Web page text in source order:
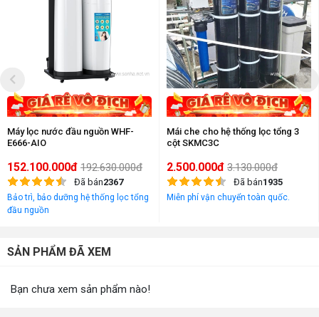
Máy lọc nước đầu nguồn WHF-
E666-AIO
152.100.000đ 192.630.000đ
Đã bán2367
Bảo trì, bảo dưỡng hệ thống lọc tổng
đầu nguồn
Mái che cho hệ thống lọc tổng 3
cột SKMC3C
2.500.000đ 3.130.000đ
Đã bán1935
Miễn phí vận chuyển toàn quốc.
SẢN PHẨM ĐÃ XEM
Bạn chưa xem sản phẩm nào!